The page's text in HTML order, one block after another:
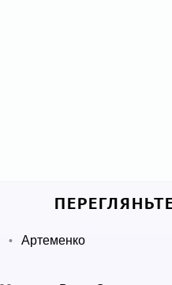
•
Артеменко